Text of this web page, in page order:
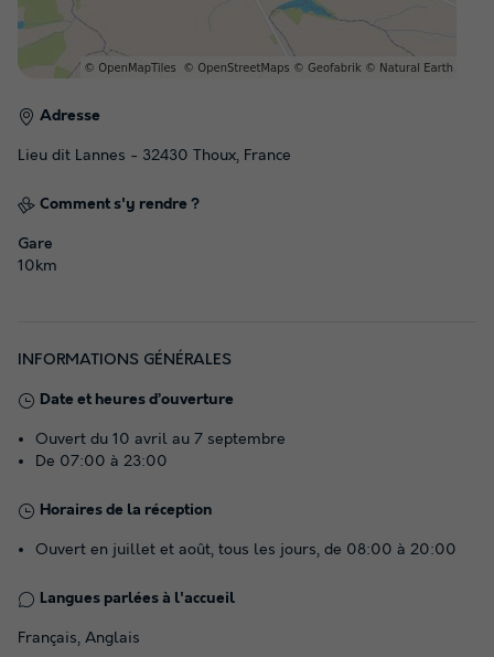
Adresse
Lieu dit Lannes - 32430 Thoux, France
Comment s'y rendre ?
Gare
10km
INFORMATIONS GÉNÉRALES
Date et heures d’ouverture
Ouvert du 10 avril au 7 septembre
De 07:00 à 23:00
Horaires de la réception
Ouvert en juillet et août, tous les jours, de 08:00 à 20:00
Langues parlées à l'accueil
Français, Anglais